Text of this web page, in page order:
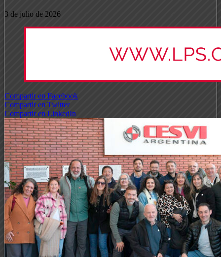
3 de julio de 2026
Compartir en Facebook
Compartir en Twitter
Compartir en LinkedIn